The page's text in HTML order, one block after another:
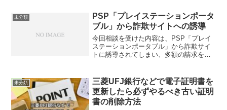
インストールしていなかった場合、緊急
避難的になんとかす...
未分類
PSP「プレイステーションポータ
ブル」から詐欺サイトへの誘導
今回相談を受けた内容は、PSP「プレイ
ステーションポータブル」から詐欺サイ
トに誘導されてしまい、多額の請求をさ
子がパソコンを使い終わった後に親が使
おうと思ったところ、高...
未分類
三菱UFJ銀行などで電子証明書を
更新したら必ずやるべき古い証明
書の削除方法